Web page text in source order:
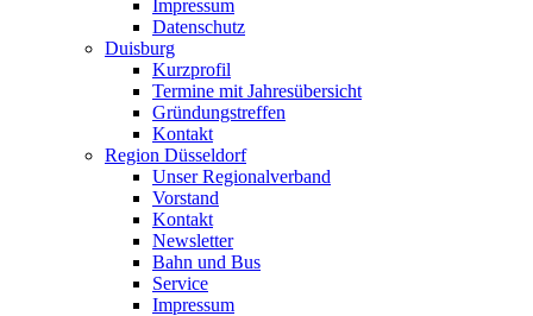
Impressum
Datenschutz
Duisburg
Kurzprofil
Termine mit Jahresübersicht
Gründungstreffen
Kontakt
Region Düsseldorf
Unser Regionalverband
Vorstand
Kontakt
Newsletter
Bahn und Bus
Service
Impressum